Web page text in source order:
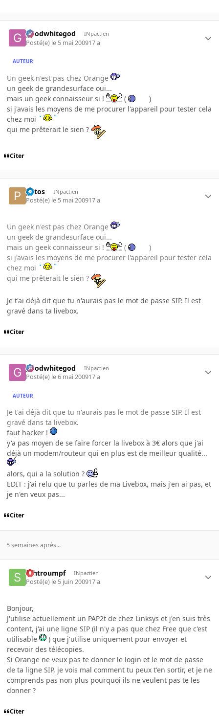
goodwhitegod INpactien
Posté(e) le 5 mai 200917 a
AUTEUR
Un geek n'est pas chez Orange
un geek de grandesurface oui...
mais un geek connaisseur si !
(
)
si j'avais les moyens de me procurer l'appareil pour tester cela
chez moi
qui me prêterait le sien ?
Citer
patos INpactien
Posté(e) le 5 mai 200917 a
Un geek n'est pas chez Orange
un geek de grandesurface oui...
mais un geek connaisseur si !
(
)
si j'avais les moyens de me procurer l'appareil pour tester cela
chez moi
qui me prêterait le sien ?
Je t'ai déjà dit que tu n'aurais pas le mot de passe SIP. Il est
gravé dans ta livebox.
Citer
goodwhitegod INpactien
Posté(e) le 6 mai 200917 a
AUTEUR
Je t'ai déjà dit que tu n'aurais pas le mot de passe SIP. Il est
gravé dans ta livebox.
faut hacker !
y'a pas moyen de se faire forcer la livebox à 3€ alors que j'ai
déjà un modem/routeur qui en plus est de meilleur qualité...
alors, qui a la solution ?
EDIT : j'ai relu que tu parles de ma Livebox, mais j'en ai pas, et
je n'en veux pas...
Citer
5 semaines après...
schtroumpf INpactien
Posté(e) le 5 juin 200917 a
Bonjour,
J'utilise actuellement un PAP2t de chez Linksys et j'en suis très
content, j'ai une ligne SIP (il n'y a pas que chez Free que c'est
utilisable
) que j'utilise uniquement pour envoyer et
recevoir des télécopies.
Si Orange ne veux pas te donner le login et le mot de passe
de ta ligne SIP, je vois mal comment tu peux t'en sortir, et je ne
comprends pas non plus pourquoi ils ne veulent pas te les
donner ?
Citer